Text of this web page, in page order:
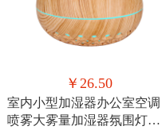
￥26.50
室内小型加湿器办公室空调
喷雾大雾量加湿器氛围灯